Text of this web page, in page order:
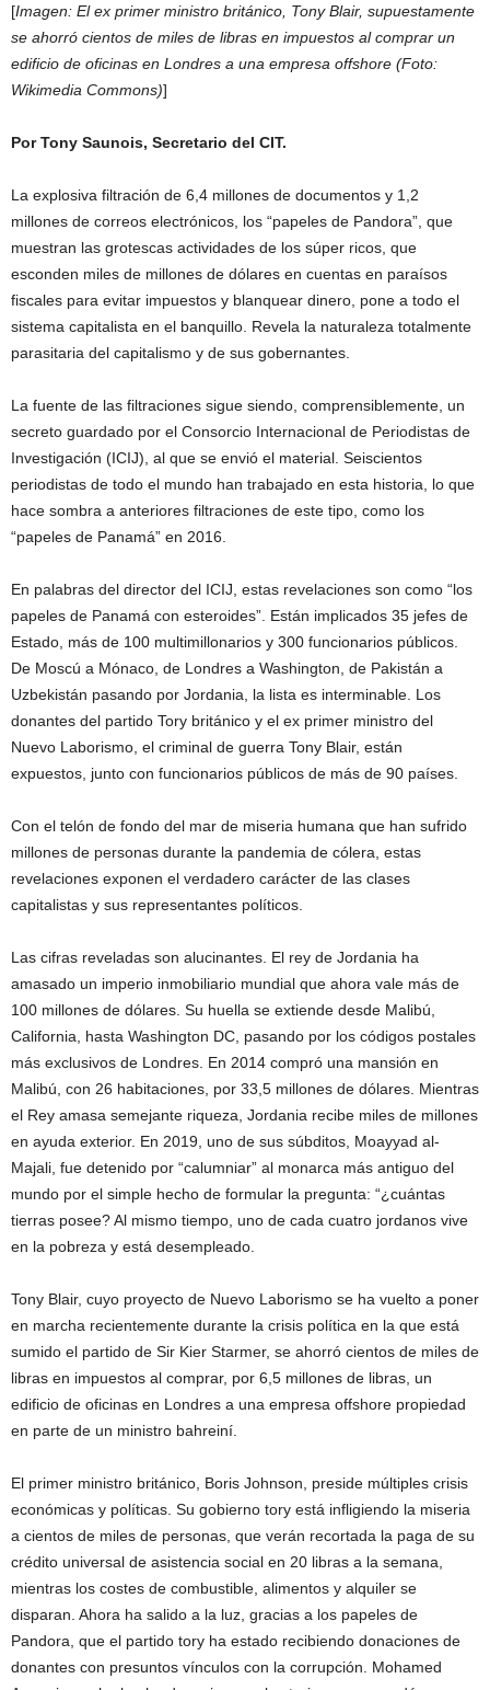
[Imagen: El ex primer ministro británico, Tony Blair, supuestamente
se ahorró cientos de miles de libras en impuestos al comprar un
edificio de oficinas en Londres a una empresa offshore (Foto:
Wikimedia Commons)]
Por Tony Saunois, Secretario del CIT.
La explosiva filtración de 6,4 millones de documentos y 1,2
millones de correos electrónicos, los “papeles de Pandora”, que
muestran las grotescas actividades de los súper ricos, que
esconden miles de millones de dólares en cuentas en paraísos
fiscales para evitar impuestos y blanquear dinero, pone a todo el
sistema capitalista en el banquillo. Revela la naturaleza totalmente
parasitaria del capitalismo y de sus gobernantes.
La fuente de las filtraciones sigue siendo, comprensiblemente, un
secreto guardado por el Consorcio Internacional de Periodistas de
Investigación (ICIJ), al que se envió el material. Seiscientos
periodistas de todo el mundo han trabajado en esta historia, lo que
hace sombra a anteriores filtraciones de este tipo, como los
“papeles de Panamá” en 2016.
En palabras del director del ICIJ, estas revelaciones son como “los
papeles de Panamá con esteroides”. Están implicados 35 jefes de
Estado, más de 100 multimillonarios y 300 funcionarios públicos.
De Moscú a Mónaco, de Londres a Washington, de Pakistán a
Uzbekistán pasando por Jordania, la lista es interminable. Los
donantes del partido Tory británico y el ex primer ministro del
Nuevo Laborismo, el criminal de guerra Tony Blair, están
expuestos, junto con funcionarios públicos de más de 90 países.
Con el telón de fondo del mar de miseria humana que han sufrido
millones de personas durante la pandemia de cólera, estas
revelaciones exponen el verdadero carácter de las clases
capitalistas y sus representantes políticos.
Las cifras reveladas son alucinantes. El rey de Jordania ha
amasado un imperio inmobiliario mundial que ahora vale más de
100 millones de dólares. Su huella se extiende desde Malibú,
California, hasta Washington DC, pasando por los códigos postales
más exclusivos de Londres. En 2014 compró una mansión en
Malibú, con 26 habitaciones, por 33,5 millones de dólares. Mientras
el Rey amasa semejante riqueza, Jordania recibe miles de millones
en ayuda exterior. En 2019, uno de sus súbditos, Moayyad al-
Majali, fue detenido por “calumniar” al monarca más antiguo del
mundo por el simple hecho de formular la pregunta: “¿cuántas
tierras posee? Al mismo tiempo, uno de cada cuatro jordanos vive
en la pobreza y está desempleado.
Tony Blair, cuyo proyecto de Nuevo Laborismo se ha vuelto a poner
en marcha recientemente durante la crisis política en la que está
sumido el partido de Sir Kier Starmer, se ahorró cientos de miles de
libras en impuestos al comprar, por 6,5 millones de libras, un
edificio de oficinas en Londres a una empresa offshore propiedad
en parte de un ministro bahreiní.
El primer ministro británico, Boris Johnson, preside múltiples crisis
económicas y políticas. Su gobierno tory está infligiendo la miseria
a cientos de miles de personas, que verán recortada la paga de su
crédito universal de asistencia social en 20 libras a la semana,
mientras los costes de combustible, alimentos y alquiler se
disparan. Ahora ha salido a la luz, gracias a los papeles de
Pandora, que el partido tory ha estado recibiendo donaciones de
donantes con presuntos vínculos con la corrupción. Mohamed